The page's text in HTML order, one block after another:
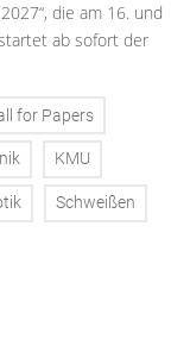
die am 16. und
ab sofort der
for Papers
KMU
Schweißen